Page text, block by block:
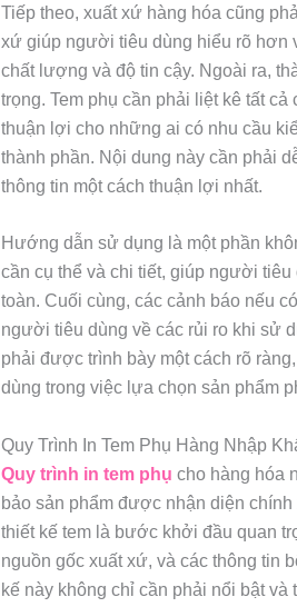
Tiếp theo, xuất xứ hàng hóa cũng
xứ giúp người tiêu dùng hiểu rõ hơn
chất lượng và độ tin cậy. Ngoài ra,
trọng. Tem phụ cần phải liệt kê tất
thuận lợi cho những ai có nhu cầu
thành phần. Nội dung này cần phải
thông tin một cách thuận lợi nhất.
Hướng dẫn sử dụng là một phần
cần cụ thể và chi tiết, giúp người
toàn. Cuối cùng, các cảnh báo nếu
người tiêu dùng về các rủi ro khi sử
phải được trình bày một cách rõ
dùng trong việc lựa chọn sản phẩm
Quy Trình In Tem Phụ Hàng Nhập
Quy trình in tem phụ cho hàng hóa
bảo sản phẩm được nhận diện
thiết kế tem là bước khởi đầu quan
nguồn gốc xuất xứ, và các thông tin
kế này không chỉ cần phải nổi bật